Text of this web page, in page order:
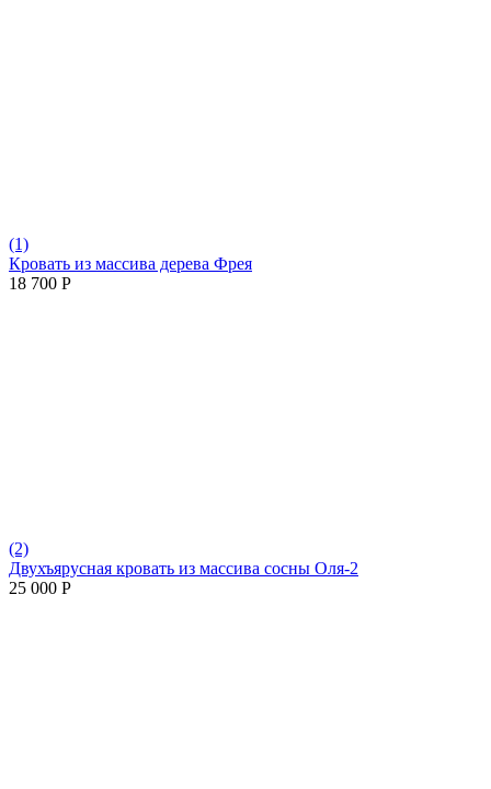
(1)
Кровать из массива дерева Фрея
18 700 Р
(2)
Двухъярусная кровать из массива сосны Оля-2
25 000 Р